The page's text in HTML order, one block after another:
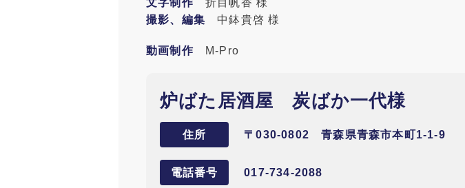
文字制作折目帆香 様
撮影、編集 中鉢貴啓 様
動画制作M-Pro
炉ばた居酒屋 炭ばか一代様
住所 〒030-0802 青森県青森市本町1-1-9
電話番号 017-734-2088